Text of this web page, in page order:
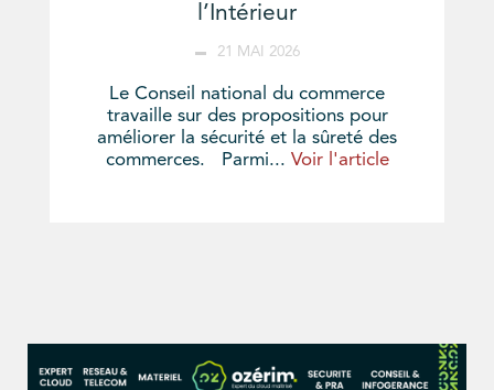
l’Intérieur
21 MAI 2026
Le Conseil national du commerce
travaille sur des propositions pour
améliorer la sécurité et la sûreté des
commerces. Parmi... Voir l'article